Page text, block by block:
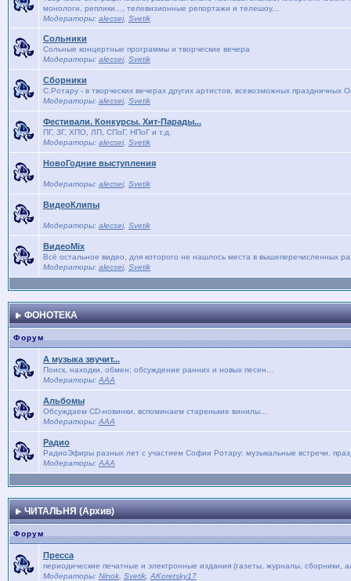
монологи, реплики..., телевизионные репортажи и телешоу...
Модераторы: alecsei, Svetik
Сольники
Сольные концертные программы и творческие вечера
Модераторы: alecsei, Svetik
Сборники
С.Ротару - в творческих вечерах других артистов, всевозможных праздничных
Модераторы: alecsei, Svetik
Фестивали. Конкурсы. Хит-Парады...
ПГ, ЗГ, ХПО, ЛП, СПоГ, НПоГ и т.д.
Модераторы: alecsei, Svetik
НовоГодние выступления
Модераторы: alecsei, Svetik
ВидеоКлипы
Модераторы: alecsei, Svetik
ВидеоMix
Всё остальное видео, для которого не нашлось места в вышеперечисленных
Модераторы: alecsei, Svetik
ФОНОТЕКА
Форум
А музыка звучит...
Поиск, находки, обмен; обсуждение ранних и новых песен...
Модераторы: AAA
Альбомы
Обсуждаем CD-новинки, вспоминаем старенькие винилы...
Модераторы: AAA
Радио
РадиоЭфиры разных лет с участием Софии Ротару: музыкальные встречи,
Модераторы: AAA
ЧИТАЛЬНЯ (Архив)
Форум
Пресса
периодические печатные и электронные издания (газеты, журналы, сборники,
Модераторы: Ninok, Svetik, AKoretsky17